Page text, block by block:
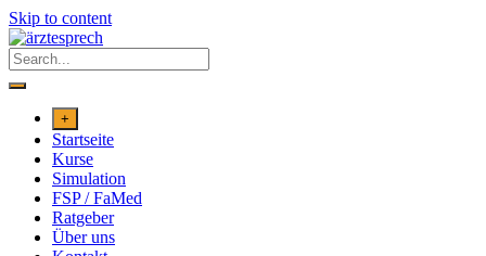
Skip to content
+
Startseite
Kurse
Simulation
FSP / FaMed
Ratgeber
Über uns